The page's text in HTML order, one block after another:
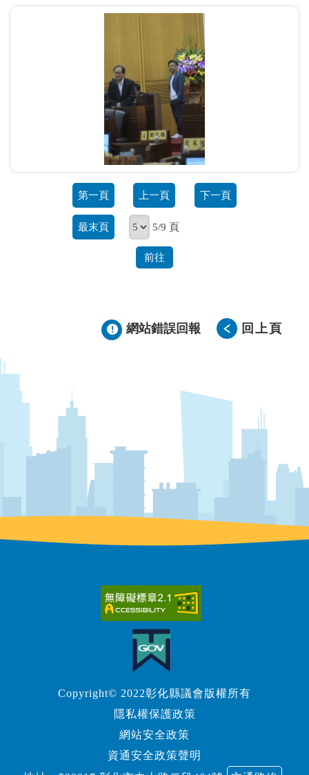
第一頁 上一頁 下一頁
最末頁 5/9 頁
前往
網站錯誤回報 回上頁
Copyright© 2022彰化縣議會版權所有
隱私權保護政策
網站安全政策
資通安全政策聲明